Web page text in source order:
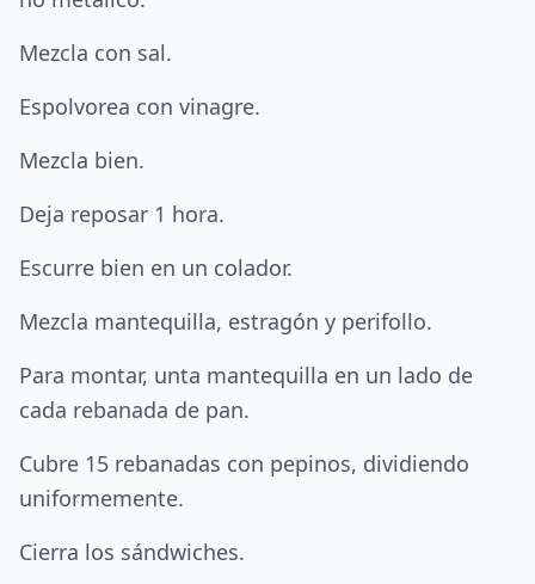
Mezcla con sal.
Espolvorea con vinagre.
Mezcla bien.
Deja reposar 1 hora.
Escurre bien en un colador.
Mezcla mantequilla, estragón y perifollo.
Para montar, unta mantequilla en un lado de
cada rebanada de pan.
Cubre 15 rebanadas con pepinos, dividiendo
uniformemente.
Cierra los sándwiches.